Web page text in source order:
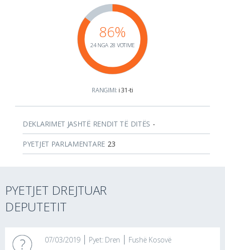
86%
24 NGA 28 VOTIME
RANGIMI: i 31-ti
DEKLARIMET JASHTË RENDIT TË DITËS -
PYETJET PARLAMENTARE 23
PYETJET DREJTUAR
DEPUTETIT
07/03/2019 Pyet: Dren Fushë Kosovë